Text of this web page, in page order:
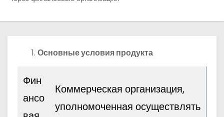
м
Основные условия продукта
Фин
ансо
Коммерческая организация,
уполномоченная осуществлять